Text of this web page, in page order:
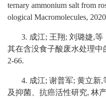
ternary ammonium salt from
ological Macromolecules,
3. 成江; 王翔; 刘璐婕,等
其在含没食子酸废水处理中
2-66.
4. 成江; 谢普军; 黄立新,
及抑菌、抗癌活性研究, 林